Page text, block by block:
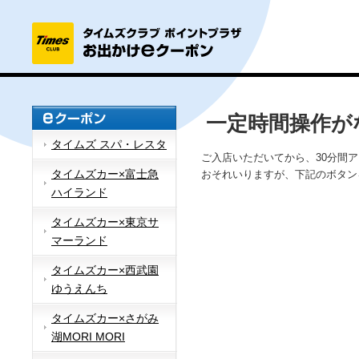
タイムズ スパ・レスタ
タイムズカー×富士急
ハイランド
タイムズカー×東京サ
マーランド
タイムズカー×西武園
ゆうえんち
タイムズカー×さがみ
湖MORI MORI
一定時間操作
ご入店いただいてから、30分間
おそれいりますが、下記のボタ